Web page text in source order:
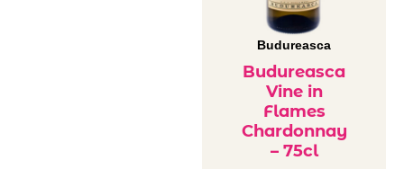
Budureasca
Budureasca
Vine in
Flames
Chardonnay
– 75cl